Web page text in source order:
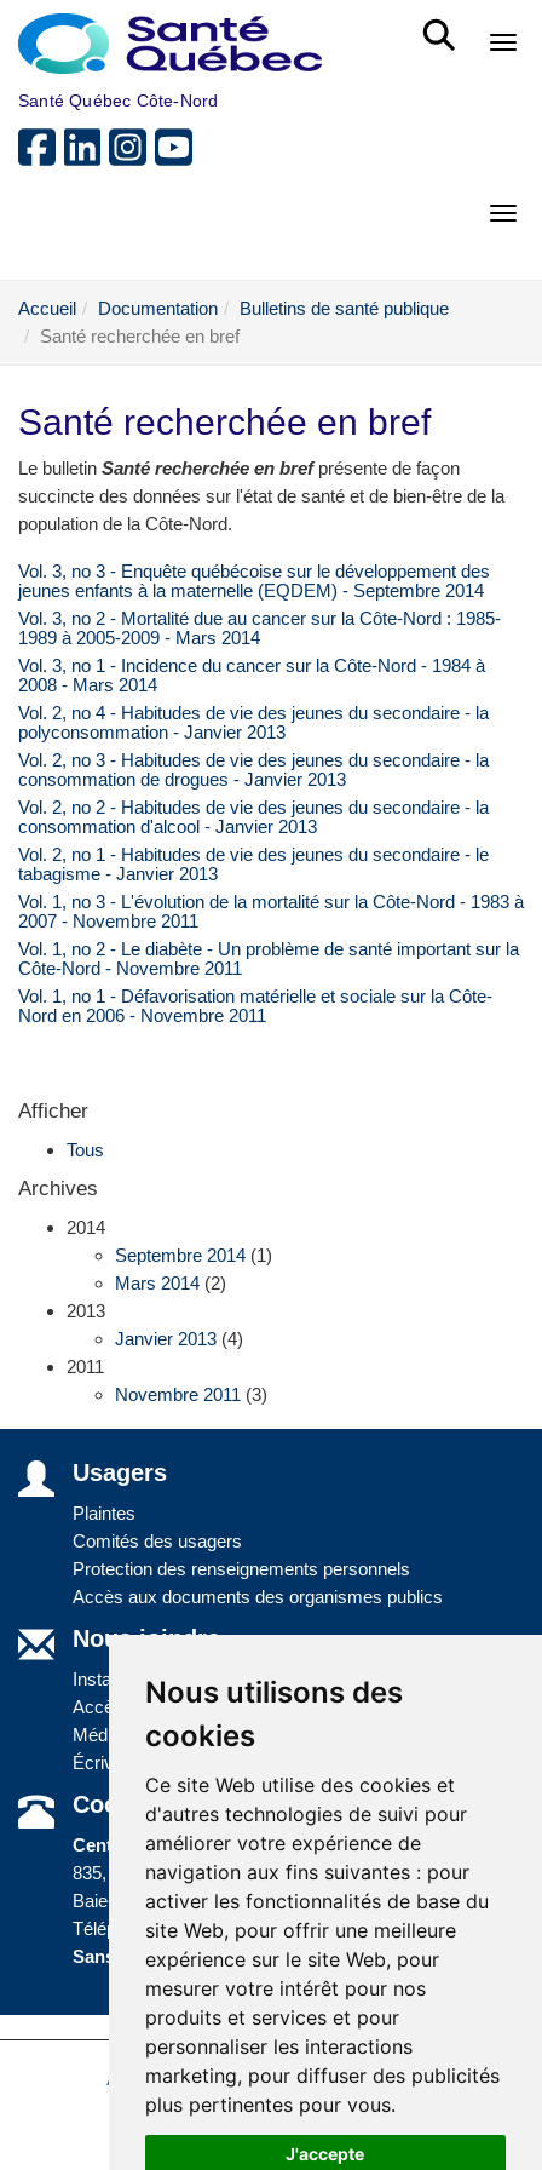
Nous utilisons des
cookies
Ce site Web utilise des cookies et
d'autres technologies de suivi pour
améliorer votre expérience de
navigation aux fins suivantes : pour
activer les fonctionnalités de base du
site Web, pour offrir une meilleure
expérience sur le site Web, pour
mesurer votre intérêt pour nos
produits et services et pour
personnaliser les interactions
marketing, pour diffuser des publicités
plus pertinentes pour vous.
J'accepte
Aller au menu principal
Santé Québec Côte-Nord
Accueil Documentation
Bulletins de santé publique
Santé recherchée en bref
Santé recherchée en bref
Le bulletin Santé recherchée en brefprésente de façon
succincte des données sur l'état de santé et de bien-être de la
population de la Côte-Nord.
Vol. 3, no 3 - Enquête québécoise sur le développement des
jeunes enfants à la maternelle (EQDEM) - Septembre 2014
Vol. 3, no 2 - Mortalité due au cancer sur la Côte-Nord : 1985-
1989 à 2005-2009 - Mars 2014
Vol. 3, no 1 - Incidence du cancer sur la Côte-Nord - 1984 à
2008 - Mars 2014
Vol. 2, no 4 - Habitudes de vie des jeunes du secondaire - la
polyconsommation - Janvier 2013
Vol. 2, no 3 - Habitudes de vie des jeunes du secondaire - la
consommation de drogues - Janvier 2013
Vol. 2, no 2 - Habitudes de vie des jeunes du secondaire - la
consommation d'alcool - Janvier 2013
Vol. 2, no 1 - Habitudes de vie des jeunes du secondaire - le
tabagisme - Janvier 2013
Vol. 1, no 3 - L'évolution de la mortalité sur la Côte-Nord - 1983 à
2007 - Novembre 2011
Vol. 1, no 2 - Le diabète - Un problème de santé important sur la
Côte-Nord - Novembre 2011
Vol. 1, no 1 - Défavorisation matérielle et sociale sur la Côte-
Nord en 2006 - Novembre 2011
Afficher
Tous
Archives
2014
Septembre 2014 (1)
Mars 2014 (2)
2013
Janvier 2013 (4)
2011
Novembre 2011 (3)
Usagers
Plaintes
Comités des usagers
Protection des renseignements personnels
Accès aux documents des organismes publics
Nous joindre
Installations
Accès à l'information
Médias
Écrivez-nous
Coordonnées
Centre administratif
835, boulevard Jolliet
Baie-Comeau (Québec) G5C 1P5
Téléphone :418 589-9845 ou
Sans frais : 1 800 463-5142
Accessibilité Plan du site
Politique de confidentialité
Réalisation du site